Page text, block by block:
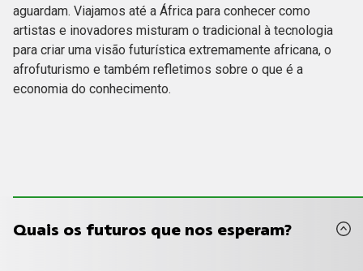
aguardam. Viajamos até a África para conhecer como
artistas e inovadores misturam o tradicional à tecnologia
para criar uma visão futurística extremamente africana, o
afrofuturismo e também refletimos sobre o que é a
economia do conhecimento.
Quais os futuros que nos esperam?